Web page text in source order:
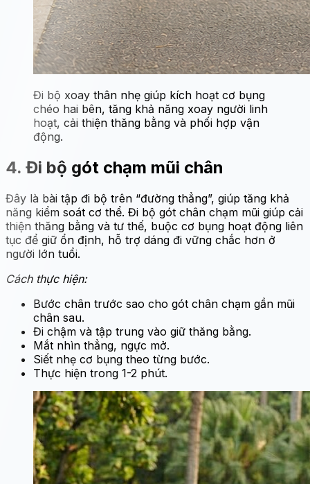
Đi bộ xoay thân nhẹ giúp kích hoạt cơ bụng
chéo hai bên, tăng khả năng xoay người linh
hoạt, cải thiện thăng bằng và phối hợp vận
động.
4. Đi bộ gót chạm mũi chân
Đây là bài tập đi bộ trên “đường thẳng”, giúp tăng khả
năng kiểm soát cơ thể. Đi bộ gót chân chạm mũi giúp cải
thiện thăng bằng và tư thế, buộc cơ bụng hoạt động liên
tục để giữ ổn định, hỗ trợ dáng đi vững chắc hơn ở
người lớn tuổi.
Cách thực hiện:
Bước chân trước sao cho gót chân chạm gần mũi
chân sau.
Đi chậm và tập trung vào giữ thăng bằng.
Mắt nhìn thẳng, ngực mở.
Siết nhẹ cơ bụng theo từng bước.
Thực hiện trong 1-2 phút.